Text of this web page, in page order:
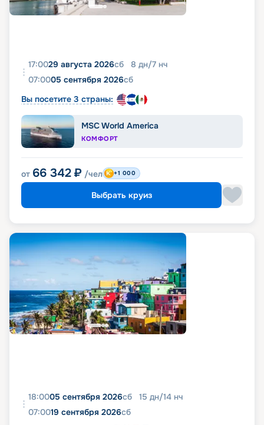
17:0029 августа 2026сб 8 дн/7 нч
07:0005 сентября 2026сб
Вы посетите 3 страны:
MSC World America
КОМФОРТ
от 66 342 ₽ /чел +1 000
Выбрать круиз
18:0005 сентября 2026сб 15 дн/14 нч
07:0019 сентября 2026сб